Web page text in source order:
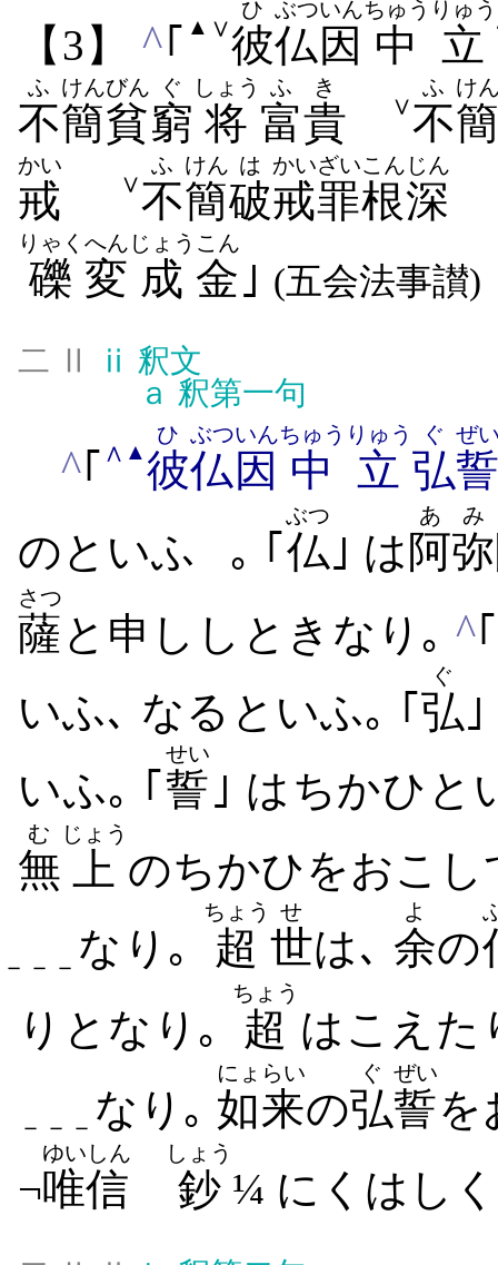
【3】 ^｢ ▲ ∨彼
ひ
仏
ぶつ
因
いん
中
ちゅう
立
りゅう
不
ふ
簡
けん
貧
びん
窮
ぐ
将
しょう
富貴
ふき
∨不
ふ け
戒
かい
∨不
ふ
簡
けん
破
は
戒
かい
罪根
ざいこん
深
じん
礫
りゃく
変
へん
成
じょう
金
こん
｣ (五会法事讃)
二 Ⅱ ⅱ 釈文
ａ 釈第一句
^｢ ∧ ▲ 彼
ひ
仏
ぶつ
因
いん
中
ちゅう
立
りゅう
弘
ぐ ぜ
の​といふ ｡ ｢ 仏
ぶつ
｣ は阿
あ
薩
さつ
と​申し​し​とき​なり｡ ^｢
いふ､ なる​といふ｡ ｢ 弘
ぐ
いふ｡ ｢ 誓
せい
｣ は​ちかひ​と
無
む
上
じょう
の​ちかひ​を​おこ
－－ ​なり｡ 超
ちょう
世
せ
は､ 余
よ
の
り​となり｡ 超
ちょう
は​こえ​た
－－－ なり｡ 如来
にょらい
の弘
ぐ
誓
ぜい
を​
¬唯
ゆい
信
しん
鈔
しょう
¼ に​くはし